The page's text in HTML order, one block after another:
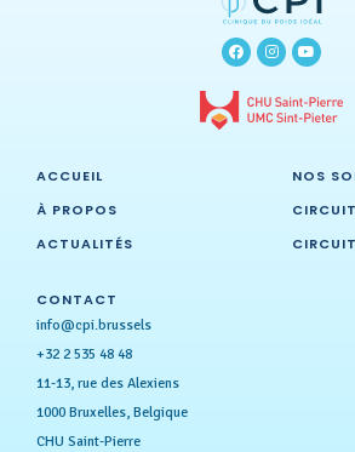
ACCUEIL
À PROPOS
ACTUALITÉS
NOS
CONTACT
info@cpi.brussels
+32 2 535 48 48
11-13, rue des Alexiens
1000 Bruxelles, Belgique
CHU Saint-Pierre